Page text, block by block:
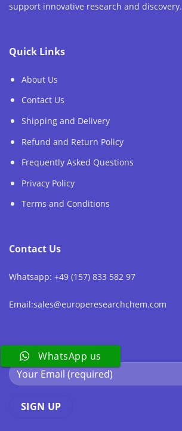
support innovative research and discovery.
Quick Links
About Us
Contact Us
Shipping and Delivery
Refund and Return Policy
Frequently Asked Questions
Privacy Policy
Terms and Conditions
Contact Us
Whatsapp: +49 (157) 833 582 97
Email:sales@europeresearchchem.com
Signup Newsletter
WhatsApp us